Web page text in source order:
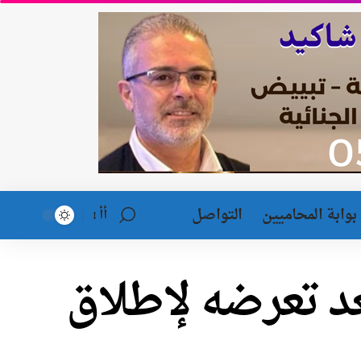
بوابة المحاميين التواصل أأ
تعرضه لإطلاق